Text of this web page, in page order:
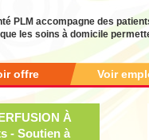
PLM accompagne des
les soins à domicile
offre Voir
À
- Soutien à